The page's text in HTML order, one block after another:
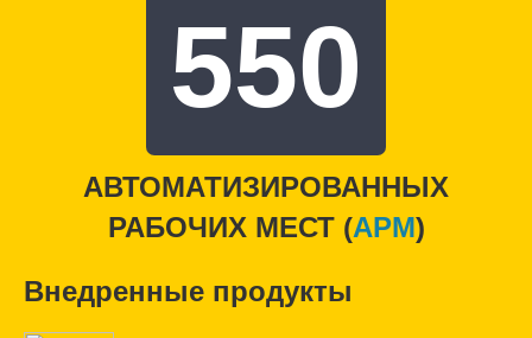
550
АВТОМАТИЗИРОВАННЫХ
РАБОЧИХ МЕСТ (APM)
Внедренные продукты